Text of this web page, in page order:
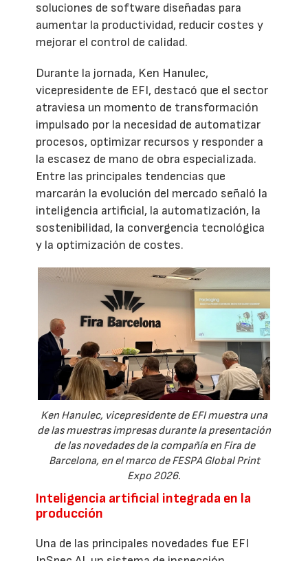
soluciones de software diseñadas para
aumentar la productividad, reducir costes y
mejorar el control de calidad.
Durante la jornada, Ken Hanulec,
vicepresidente de EFI, destacó que el sector
atraviesa un momento de transformación
impulsado por la necesidad de automatizar
procesos, optimizar recursos y responder a
la escasez de mano de obra especializada.
Entre las principales tendencias que
marcarán la evolución del mercado señaló la
inteligencia artificial, la automatización, la
sostenibilidad, la convergencia tecnológica
y la optimización de costes.
Ken Hanulec, vicepresidente de EFI muestra una
de las muestras impresas durante la presentación
de las novedades de la compañía en Fira de
Barcelona, en el marco de FESPA Global Print
Expo 2026.
Inteligencia artificial integrada en la
producción
Una de las principales novedades fue EFI